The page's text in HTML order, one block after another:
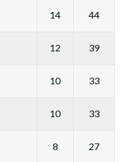
14 44
12 39
10 33
10 33
8 27